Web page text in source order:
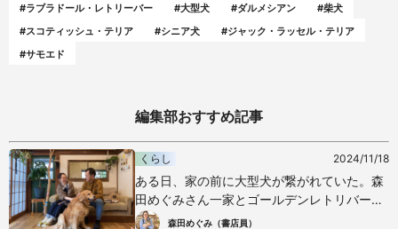
#ラブラドール・レトリーバー
#大型犬 #ダルメシアン
#柴犬
#スコティッシュ・テリア
#シニア犬
#ジャック・ラッセル・テリア
#サモエド
編集部おすすめ記事
くらし 2024/11/18
ある日、家の前に大型犬が繋がれていた。森
田めぐみさん一家とゴールデンレトリバー・
レイルの物語
森田めぐみ（書店員）